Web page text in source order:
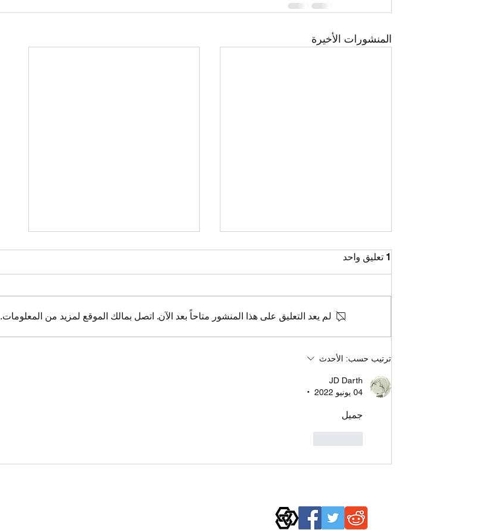
المنشورات الأخيرة
World Aspergers'
WAO’s Symbolism
1 تعليق واحد
لم يعد التعليق على هذا المنشور متاحاً بعد الآن. اتصل بمالك الموقع لمزيد من المعلومات.
ترتيب حسب: الأحدث
JD Darth
04 يونيو 2022
•
جميل